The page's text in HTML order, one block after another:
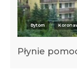
Bytom
Płynie